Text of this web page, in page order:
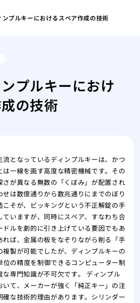
ンプルキーにおけるスペア作成の技術
時
特
金
な
償
プルキーにおけ
の技術
となっているディンプルキーは、かつ
は一線を画す高度な精密機械です。その
さが異なる無数の「くぼみ」が配置され
せは数億通りから数兆通りにまでのぼり
こそが、ピッキングという不正解錠の手
ていますが、同時にスペア、すなわち合
ルを劇的に引き上げている要因でもあ
れば、金属の板をなぞりながら削る「手
製が可能でしたが、ディンプルキーの
の精度を制御できるコンピューター制
な専門知識が不可欠です。 ディンプル
いて、メーカーが強く「純正キー」の注
な技術的理由があります。シリンダー